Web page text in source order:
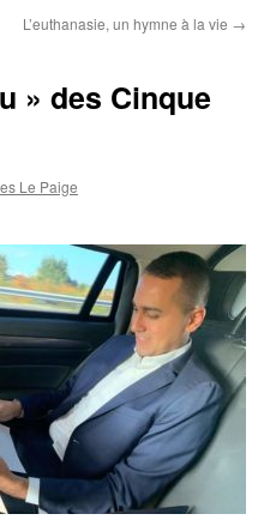
L’euthanasie, un hymne à la vie →
» des Cinque
Le Paige